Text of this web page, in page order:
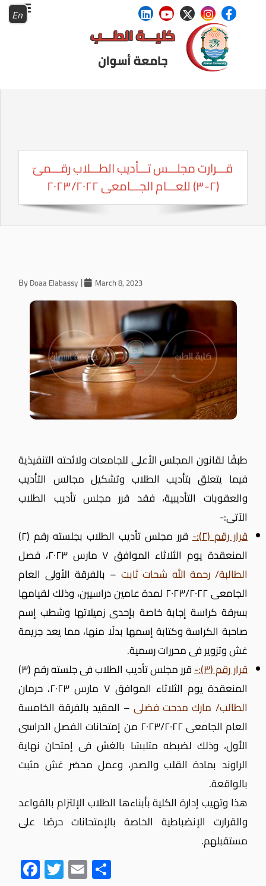
En
قـــرارت مجلـــس تـــأديب الطـــلاب رقـــمىّ
(٢-٣) للعـــام الجـــامعى ٢٠٢٣/٢٠٢٢
ByDoaa Elabassy March 8, 2023
طبقًا لقانون المجلس الأعلى للجامعات ولائحته التنفيذية
فيما يتعلق بتأديب الطلاب وتشكيل مجالس التأديب
والعقوبات التأديبية، فقد قرر مجلس تأديب الطلاب
الآتى:-
قرار رقم (٢):-
قرر مجلس تأديب الطلاب بجلسته رقم (٢)
المنعقدة يوم الثلاثاء الموافق ٧ مارس ٢٠٢٣، فصل
الطالبة/ رحمة الله شحات ثابت – بالفرقة الأولى العام
الجامعى ٢٠٢٣/٢٠٢٢ لمدة عامين دراسيين، وذلك لقيامها
بسرقة كراسة إجابة خاصة بإحدى زميلاتها وشطب إسم
صاحبة الكراسة وكتابة إسمها بدلًا منها، مما يعد جريمة
غش وتزوير فى محررات رسمية.
قرار رقم (٣):-
قرر مجلس تأديب الطلاب فى جلسته رقم (٣)
المنعقدة يوم الثلاثاء الموافق ٧ مارس ٢٠٢٣، حرمان
الطالب/ مارك مدحت فضلى– المقيد بالفرقة الخامسة
العام الجامعى ٢٠٢٣/٢٠٢٢ من إمتحانات الفصل الدراسى
الأول، وذلك لضبطه متلبسًا بالغش فى إمتحان نهاية
الراوند بمادة القلب والصدر، وعمل محضر غش مثبت
بالواقعة.
هذا وتهيب إدارة الكلية بأبناءها الطلاب الإلتزام بالقواعد
والقرارت الإنضباطية الخاصة بالإمتحانات حرصًا على
مستقبلهم.
Fac
Twit
Ema